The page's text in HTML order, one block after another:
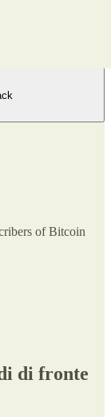
of Bitcoin
di fronte